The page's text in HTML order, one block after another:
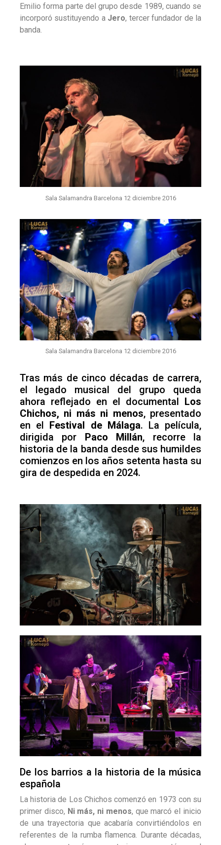
Emilio forma parte del grupo desde 1989, cuando se
incorporó sustituyendo a Jero, tercer fundador de la
banda.
Sala Salamandra Barcelona 12 diciembre 2016
Sala Salamandra Barcelona 12 diciembre 2016
Tras más de cinco décadas de carrera,
el legado musical del grupo queda
ahora reflejado en el documental Los
Chichos, ni más ni menos, presentado
en el Festival de Málaga. La película,
dirigida por Paco Millán, recorre la
historia de la banda desde sus humildes
comienzos en los años setenta hasta su
gira de despedida en 2024.
De los barrios a la historia de la música
española
La historia de Los Chichos comenzó en 1973 con su
primer disco, Ni más, ni menos, que marcó el inicio
de una trayectoria que acabaría convirtiéndolos en
referentes de la rumba flamenca. Durante décadas,